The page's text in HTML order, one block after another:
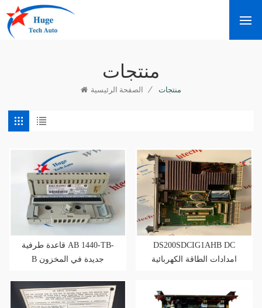
منتجات
الصفحة الرئيسية / منتجات
قاعدة طرفية AB 1440-TB-
B جديدة في المخزون
DS200SDCIG1AHB DC
امدادات الطاقة الكهربائية